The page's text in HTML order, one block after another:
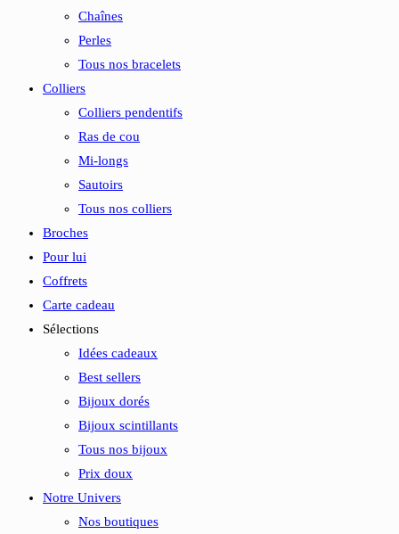
Chaînes
Perles
Tous nos bracelets
Colliers
Colliers pendentifs
Ras de cou
Mi-longs
Sautoirs
Tous nos colliers
Broches
Pour lui
Coffrets
Carte cadeau
Sélections
Idées cadeaux
Best sellers
Bijoux dorés
Bijoux scintillants
Tous nos bijoux
Prix doux
Notre Univers
Nos boutiques